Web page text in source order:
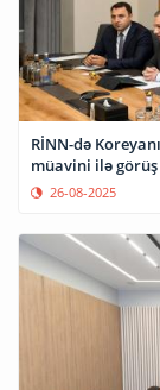
RİNN-də
müavini ilə
26-08-2025